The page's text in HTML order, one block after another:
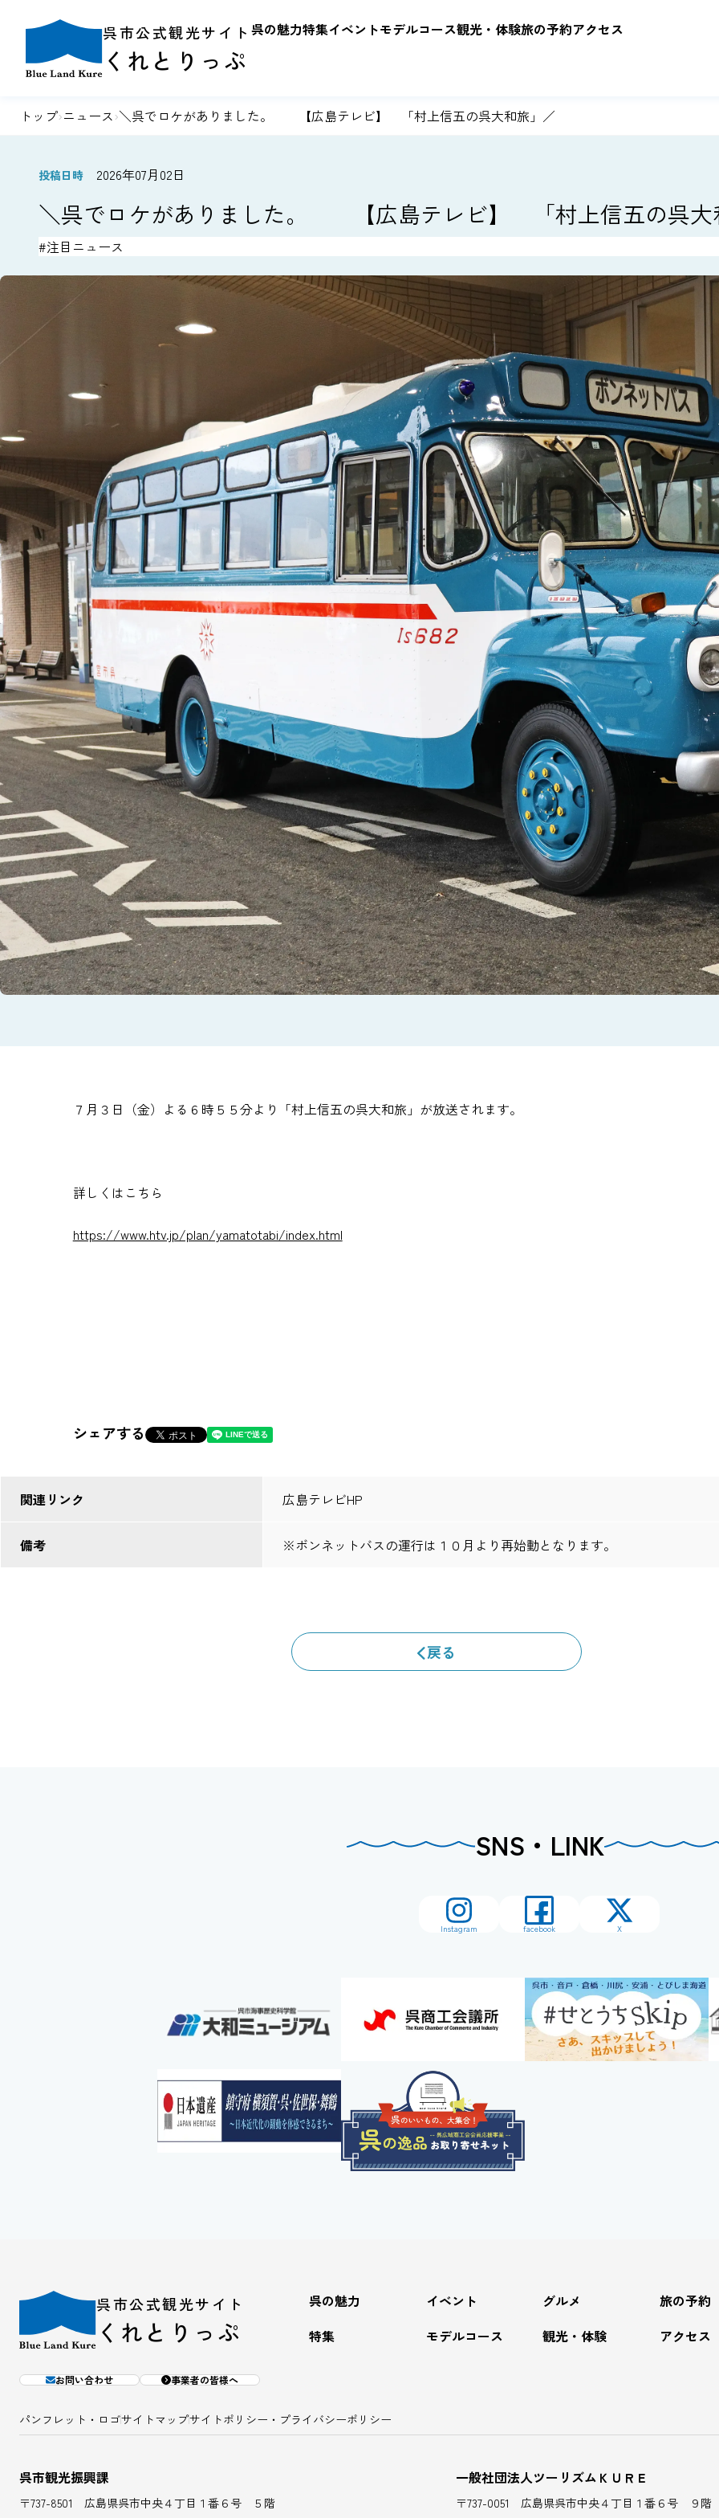
呉市公式観光サイト
くれとりっぷ
呉の魅力特集イベントモデルコース観光・体験旅の予約アクセス
トップ›ニュース›＼呉でロケがありました。 【広島テレビ】 「村上信五の呉大和旅」／
＼呉でロケがありました。 【広島テレビ】 「村上信五の呉大
投稿日時 2026年07月02日
#注目ニュース
７月３日（金）よる６時５５分より「村上信五の呉大和旅」が放送されます。
詳しくはこちら
https://www.htv.jp/plan/yamatotabi/index.html
シェアする
関連リンク 広島テレビHP
備考 ※ボンネットバスの運行は１０月より再始動となります。
戻る
SNS・LINK
Instagram facebook X
呉市公式観光サイト
くれとりっぷ
呉の魅力 イベント グルメ 旅の予約
特集
モデルコース 観光・体験 アクセス
お問い合わせ 事業者の皆様へ
パンフレット・ロゴサイトマップサイトポリシー・プライバシーポリシー
呉市観光振興課
〒737-8501 広島県呉市中央４丁目１番６号 ５階
一般社団法人ツーリズムＫＵＲＥ
〒737-0051 広島県呉市中央４丁目１番６号 ９階